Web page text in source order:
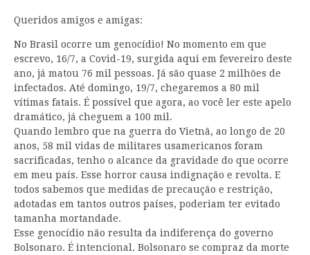
Queridos amigos e amigas:
No Brasil ocorre um genocídio! No momento em que
escrevo, 16/7, a Covid-19, surgida aqui em fevereiro deste
ano, já matou 76 mil pessoas. Já são quase 2 milhões de
infectados. Até domingo, 19/7, chegaremos a 80 mil
vítimas fatais. É possível que agora, ao você ler este apelo
dramático, já cheguem a 100 mil.
Quando lembro que na guerra do Vietnã, ao longo de 20
anos, 58 mil vidas de militares usamericanos foram
sacrificadas, tenho o alcance da gravidade do que ocorre
em meu país. Esse horror causa indignação e revolta. E
todos sabemos que medidas de precaução e restrição,
adotadas em tantos outros países, poderiam ter evitado
tamanha mortandade.
Esse genocídio não resulta da indiferença do governo
Bolsonaro. É intencional. Bolsonaro se compraz da morte